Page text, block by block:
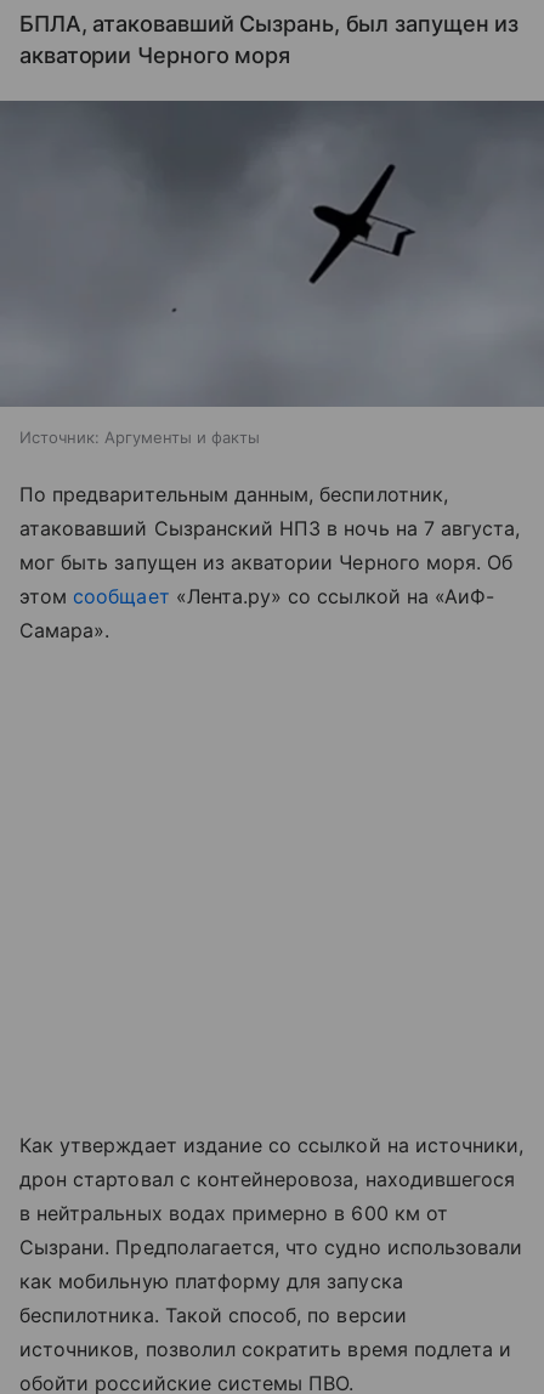
БПЛА, атаковавший Сызрань, был запущен из
акватории Черного моря
Источник: Аргументы и факты
По предварительным данным, беспилотник,
атаковавший Сызранский НПЗ в ночь на 7 августа,
мог быть запущен из акватории Черного моря. Об
этом сообщает «Лента.ру» со ссылкой на «АиФ-
Самара».
Как утверждает издание со ссылкой на источники,
дрон стартовал с контейнеровоза, находившегося
в нейтральных водах примерно в 600 км от
Сызрани. Предполагается, что судно использовали
как мобильную платформу для запуска
беспилотника. Такой способ, по версии
источников, позволил сократить время подлета и
обойти российские системы ПВО.